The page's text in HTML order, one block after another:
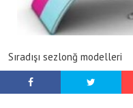
Sıradışı sezlonğ modelleri